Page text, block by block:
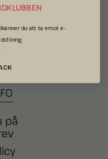
på
du att ta emot e-